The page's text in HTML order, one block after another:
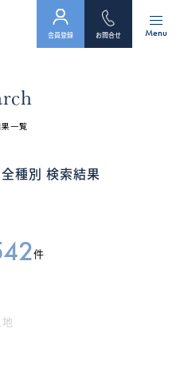
Menu
お問合せ
会員登録
一覧
種別 検索結果
件